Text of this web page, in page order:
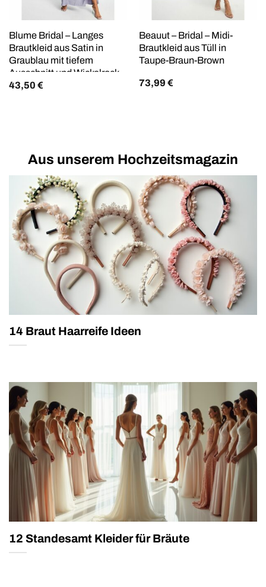
Blume Bridal – Langes
Brautkleid aus Satin in
Graublau mit tiefem
Ausschnitt und Wickelrock
43,50 €
Beauut – Bridal – Midi-
Brautkleid aus Tüll in
Taupe-Braun-Brown
73,99 €
Aus unserem Hochzeitsmagazin
14 Braut Haarreife Ideen
12 Standesamt Kleider für Bräute